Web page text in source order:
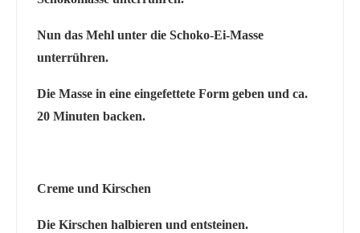
Nun das Mehl unter die Schoko-Ei-Masse
unterrühren.
Die Masse in eine eingefettete Form geben und ca.
20 Minuten backen.
Creme und Kirschen
Die Kirschen halbieren und entsteinen.